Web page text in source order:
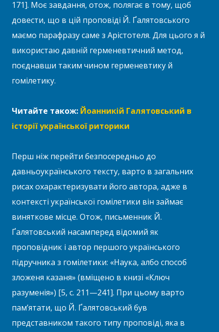
171]. Моє завдання, отож, полягає в тому, щоб
довести, що в цій проповіді Й. Ґалятовського
маємо парафразу саме з Арістотеля. Для цього я й
використаю давній герменевтичний метод,
поєднавши таким чином герменевтику й
гомілетику.
Читайте також: Йоанникій Галятовський в
історії української риторики
Перш ніж перейти безпосередньо до
давньоукраїнського тексту, варто в загальних
рисах охарактеризувати його автора, адже в
контексті української гомілетики він займає
виняткове місце. Отож, письменник Й.
Ґалятовський насамперед відомий як
проповідник і автор першого українського
підручника з гомілетики: «Наука, албо способ
зложеня казаня» (вміщено в книзі «Ключ
разуменія») [5, с. 211—241]. При цьому варто
пам’ятати, що Й. Ґалятовський був
представником такого типу проповіді, яка в